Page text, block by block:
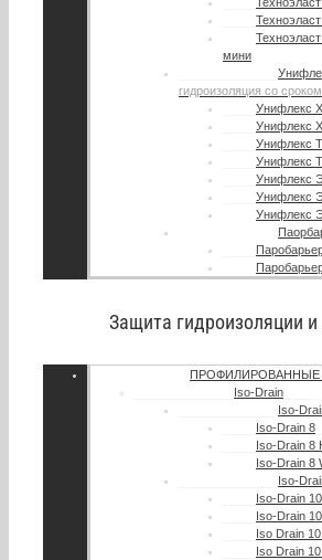
мини
гидроизоляция со
Унифлекс
Унифлекс
Унифлекс
Унифлекс
Унифлекс
Унифлекс
Унифлекс
Защита гидроизоляции
Iso-Drain
Iso-
Iso-Drain 8
Iso-Drain 8
Iso-Drain 8
Iso-
Iso-Drain 10
Iso-Drain
Iso Drain 10
Iso Drain